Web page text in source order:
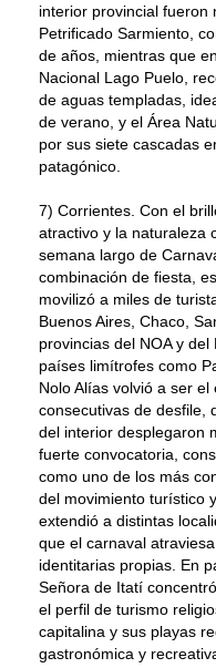
interior provincial fueron
Petrificado Sarmiento,
de años, mientras que
Nacional Lago Puelo,
de aguas templadas,
de verano, y el Área
por sus siete cascadas
patagónico.
7) Corrientes. Con el
atractivo y la naturaleza
semana largo de
combinación de fiesta,
movilizó a miles de
Buenos Aires, Chaco,
provincias del NOA y
países limítrofes como
Nolo Alías volvió a ser
consecutivas de desfile,
del interior desplegaron
fuerte convocatoria,
como uno de los más
del movimiento turístico
extendió a distintas
que el carnaval
identitarias propias. En
Señora de Itatí
el perfil de turismo
capitalina y sus playas
gastronómica y